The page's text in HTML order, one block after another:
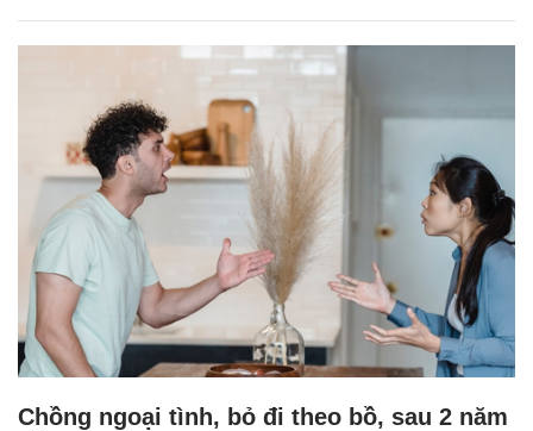
Chồng ngoại tình, bỏ đi theo bồ, sau 2 năm